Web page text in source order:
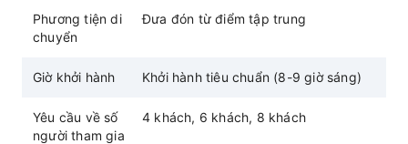
buổi trà đạo
Khu nghỉ dưỡng suối nước nóng Bulao - Tận
Phương tiện di
chuyển
Đưa đón từ điểm tập trung
Giờ khởi hành Khởi hành tiêu chuẩn (8-9 giờ sáng)
Yêu cầu về số
người tham gia
4 khách, 6 khách, 8 khách